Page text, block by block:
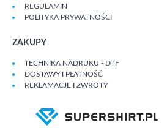
REGULAMIN
POLITYKA PRYWATNOŚCI
ZAKUPY
TECHNIKA NADRUKU - DTF
DOSTAWY I PŁATNOŚĆ
REKLAMACJE I ZWROTY